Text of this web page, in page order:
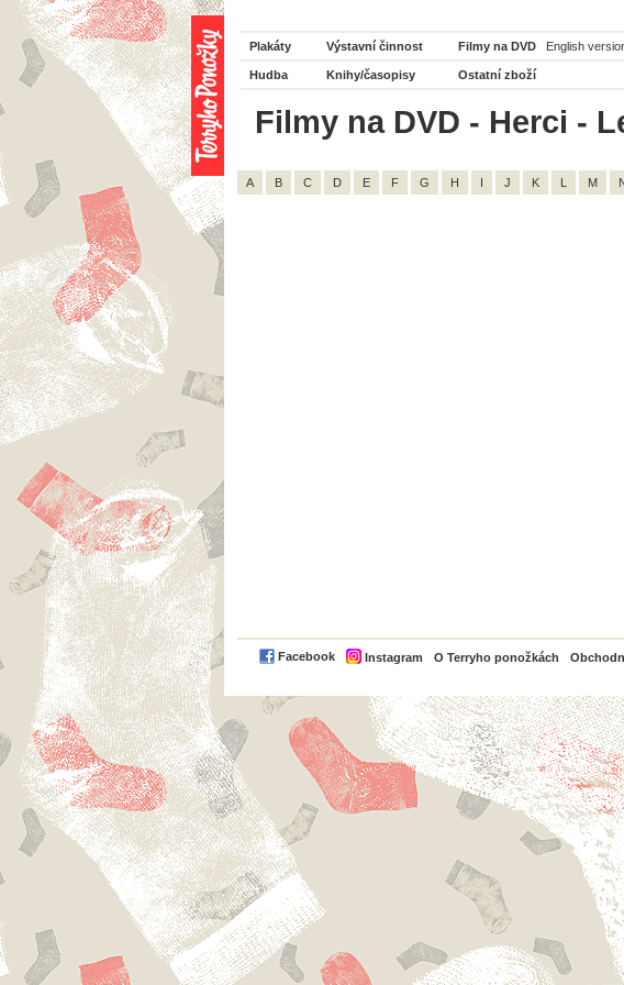
Plakáty Výstavní činnost Filmy na DVD English
Hudba Knihy/časopisy Ostatní zboží
Filmy na DVD - Herci -
A B C D E F G H I J K L M
Facebook Instagram O Terryho ponožkách PayPal